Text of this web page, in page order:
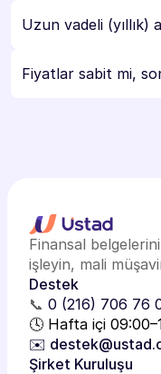
Uzun vadeli (yıllık)
Fiyatlar sabit mi,
Finansal
işleyin, mali
Destek
📞 0 (216) 706 76
🕓 Hafta içi
✉️
Şirket Kuruluşu